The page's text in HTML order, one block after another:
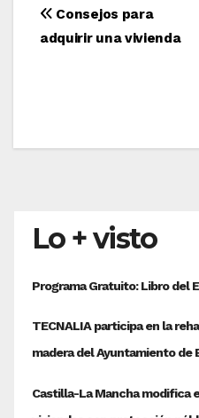
Navegación
de
Consejos para
adquirir una vivienda
Lo + visto